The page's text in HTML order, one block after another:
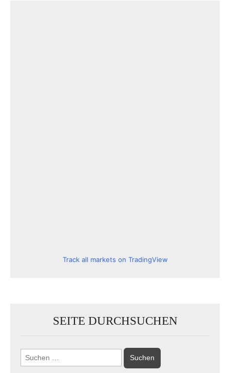
Track all markets on TradingView
SEITE DURCHSUCHEN
Suchen
nach: